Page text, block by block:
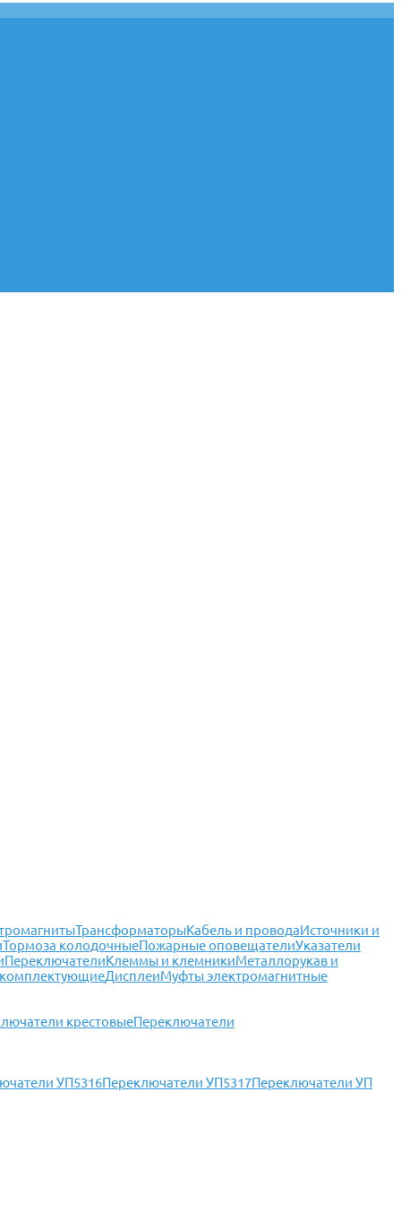
ТрансформаторыКабель и проводаИсточники и
Тормоза колодочныеПожарные оповещателиУказатели
ПереключателиКлеммы и клемникиМеталлорукав и
ДисплеиМуфты электромагнитные
крестовыеПереключатели
УП5316Переключатели УП5317Переключатели УП